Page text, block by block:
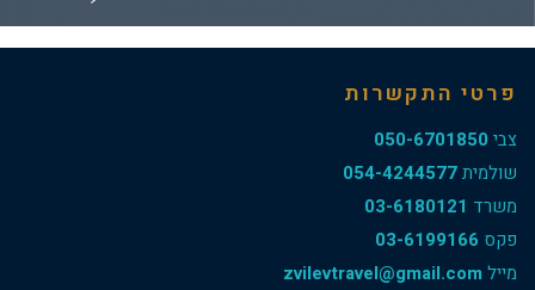
פרטי התקשרות
צבי 050-6701850
שולמית054-4244577
משרד 03-6180121
פקס 03-6199166
מייל zvilevtravel@gmail.com